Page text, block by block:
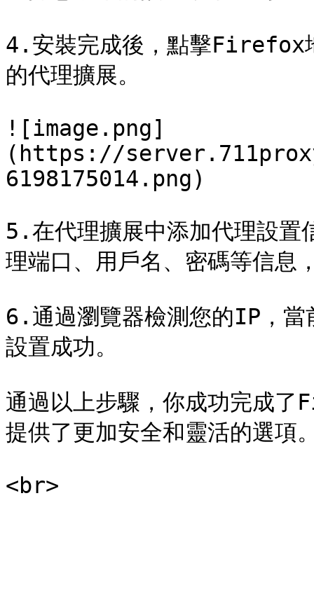
4.安裝完成後，點擊Firefox
的代理擴展。
![image.png]
(https://
6198175014.png)
5.在代理擴展中添加代理設置
理端口、用戶名、密碼等信息
6.通過瀏覽器檢測您的IP，
設置成功。
通過以上步驟，你成功完成
提供了更加安全和靈活的選項